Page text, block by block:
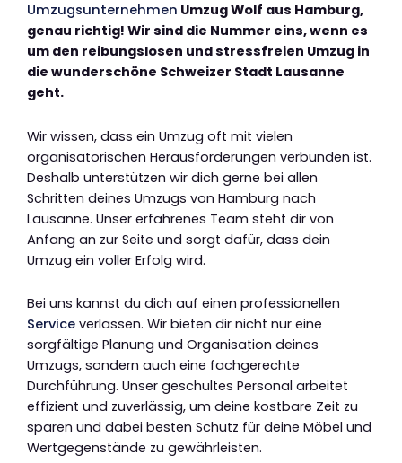
Umzugsunternehmen Umzug Wolf aus Hamburg,
genau richtig! Wir sind die Nummer eins, wenn es
um den reibungslosen und stressfreien Umzug in
die wunderschöne Schweizer Stadt Lausanne
geht.
Wir wissen, dass ein Umzug oft mit vielen
organisatorischen Herausforderungen verbunden ist.
Deshalb unterstützen wir dich gerne bei allen
Schritten deines Umzugs von Hamburg nach
Lausanne. Unser erfahrenes Team steht dir von
Anfang an zur Seite und sorgt dafür, dass dein
Umzug ein voller Erfolg wird.
Bei uns kannst du dich auf einen professionellen
Service verlassen. Wir bieten dir nicht nur eine
sorgfältige Planung und Organisation deines
Umzugs, sondern auch eine fachgerechte
Durchführung. Unser geschultes Personal arbeitet
effizient und zuverlässig, um deine kostbare Zeit zu
sparen und dabei besten Schutz für deine Möbel und
Wertgegenstände zu gewährleisten.